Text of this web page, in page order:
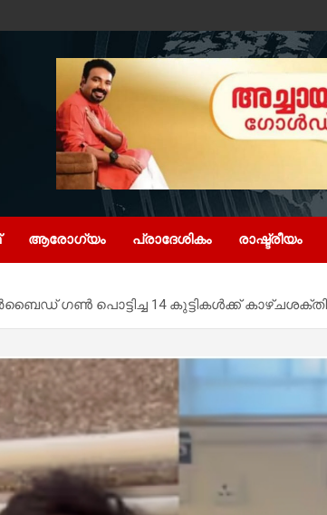
ആരോഗ്യം പ്രാദേശികം രാഷ്ട്രീയം
ഗൺ പൊട്ടിച്ച 14 കുട്ടികൾക്ക്